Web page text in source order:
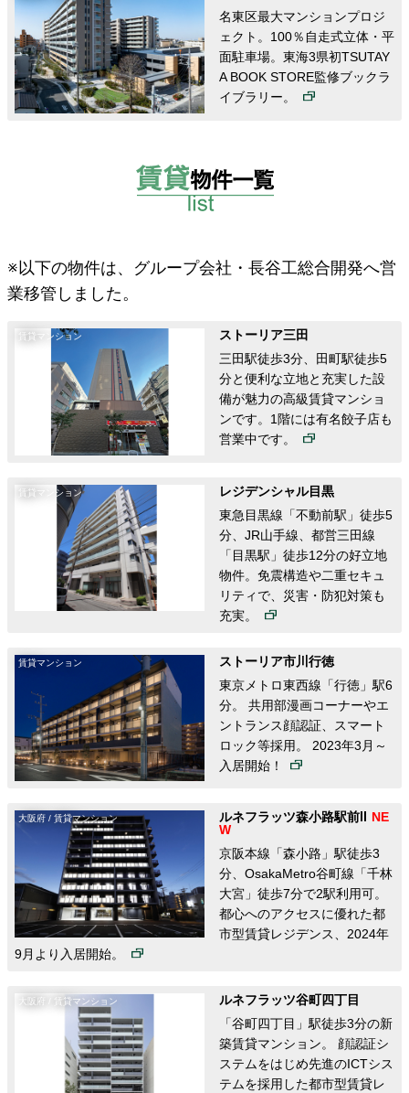
名東区最大マンションプロジ
ェクト。100％自走式立体・平
面駐車場。東海3県初TSUTAY
A BOOK STORE監修ブックラ
イブラリー。
※以下の物件は、グループ会社・長谷工総合開発へ営
業移管しました。
賃貸マンション
ストーリア三田
三田駅徒歩3分、田町駅徒歩5
分と便利な立地と充実した設
備が魅力の高級賃貸マンショ
ンです。1階には有名餃子店も
営業中です。
賃貸マンション
レジデンシャル目黒
東急目黒線「不動前駅」徒歩5
分、JR山手線、都営三田線
「目黒駅」徒歩12分の好立地
物件。免震構造や二重セキュ
リティで、災害・防犯対策も
充実。
賃貸マンション
ストーリア市川行徳
東京メトロ東西線「行徳」駅6
分。 共用部漫画コーナーやエ
ントランス顔認証、スマート
ロック等採用。 2023年3月～
入居開始！
大阪府 / 賃貸マンション ルネフラッツ森小路駅前Ⅱ
京阪本線「森小路」駅徒歩3
分、OsakaMetro谷町線「千林
大宮」徒歩7分で2駅利用可。
都心へのアクセスに優れた都
市型賃貸レジデンス、2024年
9月より入居開始。
大阪府 / 賃貸マンション
ルネフラッツ谷町四丁目
「谷町四丁目」駅徒歩3分の新
築賃貸マンション。 顔認証シ
ステムをはじめ先進のICTシス
テムを採用した都市型賃貸レ